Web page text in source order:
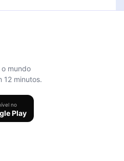
mundo
12 minutos.
no
Play